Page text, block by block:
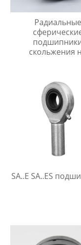
Радиальные
скольжения
обслуживания
SA..E SA..ES